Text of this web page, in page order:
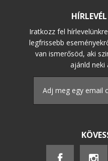
Iratkozz fel
legfrissebb
van ismerősöd, aki
ajánld neki